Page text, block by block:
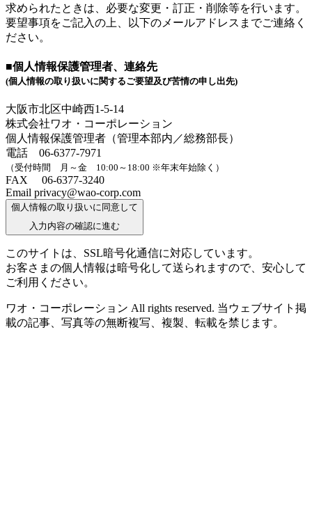
求められたときは、必要な変更・訂正・削除等を行います。
要望事項をご記入の上、以下のメールアドレスまでご連絡く
ださい。
■個人情報保護管理者、連絡先
(個人情報の取り扱いに関するご要望及び苦情の申し出先)
大阪市北区中崎西1-5-14
株式会社ワオ・コーポレーション
個人情報保護管理者（管理本部内／総務部長）
電話 06-6377-7971
（受付時間 月～金 10:00～18:00 ※年末年始除く）
FAX 06-6377-3240
Email privacy@wao-corp.com
個人情報の取り扱いに同意して
入力内容の確認に進む
このサイトは、SSL暗号化通信に対応しています。
お客さまの個人情報は暗号化して送られますので、安心して
ご利用ください。
ワオ・コーポレーション All rights reserved. 当ウェブサイト掲
載の記事、写真等の無断複写、複製、転載を禁じます。